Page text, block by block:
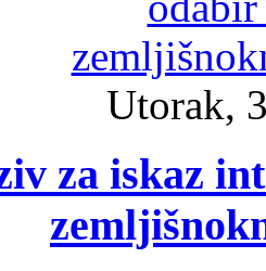
Utorak,
za iskaz